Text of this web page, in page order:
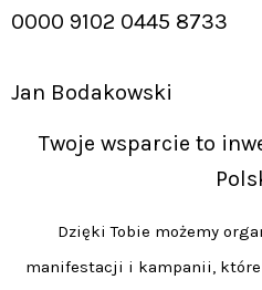
0000 9102 0445 8733
Jan Bodakowski
Twoje wsparcie to
Dzięki Tobie możemy
manifestacji i kampanii,